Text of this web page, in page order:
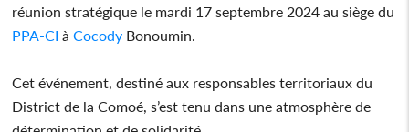
réunion stratégique le mardi 17 septembre 2024 au siège du
PPA-CI àCocody Bonoumin.
Cet événement, destiné aux responsables territoriaux du
District de la Comoé, s’est tenu dans une atmosphère de